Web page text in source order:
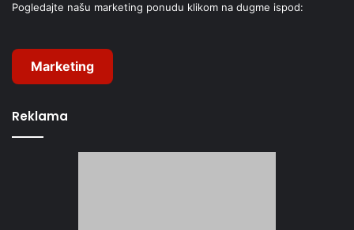
Pogledajte našu marketing ponudu klikom na dugme ispod:
Marketing
Reklama